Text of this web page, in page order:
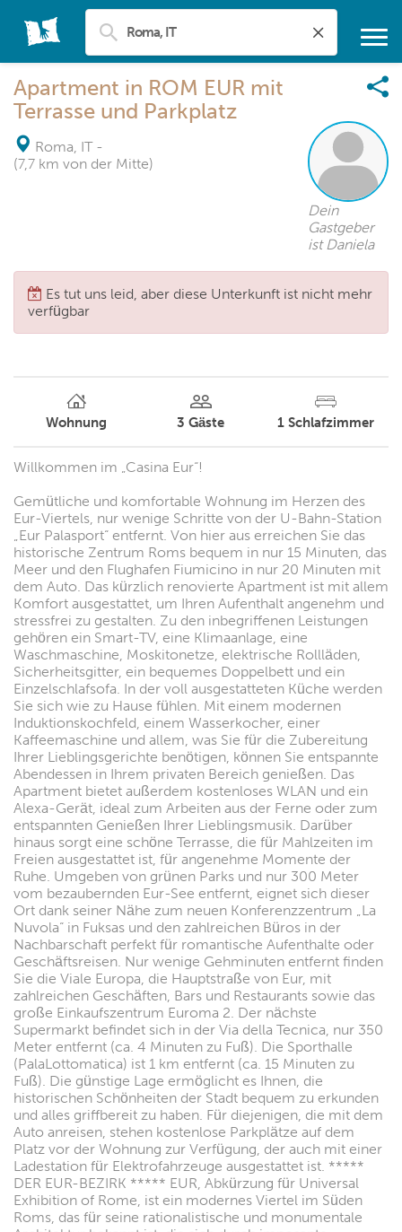
Apartment in ROM EUR mit
Terrasse und Parkplatz
Roma, IT -
(7,7 km von der Mitte)
Dein
Gastgeber
ist Daniela
Es tut uns leid, aber diese Unterkunft ist nicht mehr
verfügbar
Wohnung 3 Gäste 1 Schlafzimmer
Willkommen im „Casina Eur“!
Gemütliche und komfortable Wohnung im Herzen des
Eur-Viertels, nur wenige Schritte von der U-Bahn-Station
„Eur Palasport“ entfernt. Von hier aus erreichen Sie das
historische Zentrum Roms bequem in nur 15 Minuten, das
Meer und den Flughafen Fiumicino in nur 20 Minuten mit
dem Auto. Das kürzlich renovierte Apartment ist mit allem
Komfort ausgestattet, um Ihren Aufenthalt angenehm und
stressfrei zu gestalten. Zu den inbegriffenen Leistungen
gehören ein Smart-TV, eine Klimaanlage, eine
Waschmaschine, Moskitonetze, elektrische Rollläden,
Sicherheitsgitter, ein bequemes Doppelbett und ein
Einzelschlafsofa. In der voll ausgestatteten Küche werden
Sie sich wie zu Hause fühlen. Mit einem modernen
Induktionskochfeld, einem Wasserkocher, einer
Kaffeemaschine und allem, was Sie für die Zubereitung
Ihrer Lieblingsgerichte benötigen, können Sie entspannte
Abendessen in Ihrem privaten Bereich genießen. Das
Apartment bietet außerdem kostenloses WLAN und ein
Alexa-Gerät, ideal zum Arbeiten aus der Ferne oder zum
entspannten Genießen Ihrer Lieblingsmusik. Darüber
hinaus sorgt eine schöne Terrasse, die für Mahlzeiten im
Freien ausgestattet ist, für angenehme Momente der
Ruhe. Umgeben von grünen Parks und nur 300 Meter
vom bezaubernden Eur-See entfernt, eignet sich dieser
Ort dank seiner Nähe zum neuen Konferenzzentrum „La
Nuvola“ in Fuksas und den zahlreichen Büros in der
Nachbarschaft perfekt für romantische Aufenthalte oder
Geschäftsreisen. Nur wenige Gehminuten entfernt finden
Sie die Viale Europa, die Hauptstraße von Eur, mit
zahlreichen Geschäften, Bars und Restaurants sowie das
große Einkaufszentrum Euroma 2. Der nächste
Supermarkt befindet sich in der Via della Tecnica, nur 350
Meter entfernt (ca. 4 Minuten zu Fuß). Die Sporthalle
(PalaLottomatica) ist 1 km entfernt (ca. 15 Minuten zu
Fuß). Die günstige Lage ermöglicht es Ihnen, die
historischen Schönheiten der Stadt bequem zu erkunden
und alles griffbereit zu haben. Für diejenigen, die mit dem
Auto anreisen, stehen kostenlose Parkplätze auf dem
Platz vor der Wohnung zur Verfügung, der auch mit einer
Ladestation für Elektrofahrzeuge ausgestattet ist. *****
DER EUR-BEZIRK ***** EUR, Abkürzung für Universal
Exhibition of Rome, ist ein modernes Viertel im Süden
Roms, das für seine rationalistische und monumentale